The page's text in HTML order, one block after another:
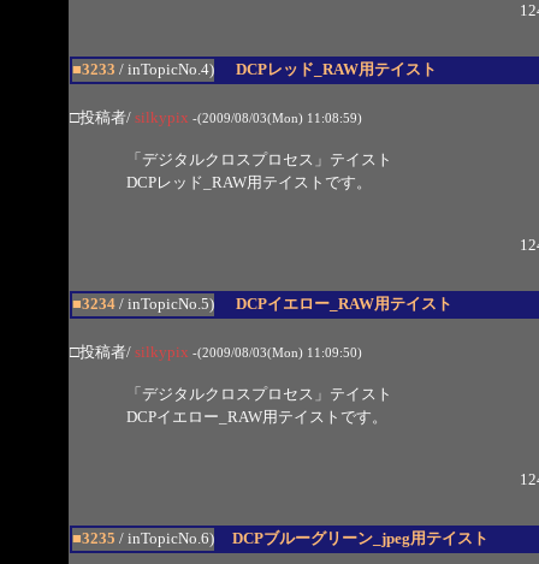
■3233 / inTopicNo.4) DCPレッド_RAW用テイスト
□投稿者/ silkypix -(2009/08/03(Mon) 11:08:59)
「デジタルクロスプロセス」テイスト
DCPレッド_RAW用テイストです。
■3234/ inTopicNo.5) DCPイエロー_RAW用テイスト
□投稿者/ silkypix -(2009/08/03(Mon) 11:09:50)
「デジタルクロスプロセス」テイスト
DCPイエロー_RAW用テイストです。
■3235 / inTopicNo.6) DCPブルーグリーン_jpeg用テイスト